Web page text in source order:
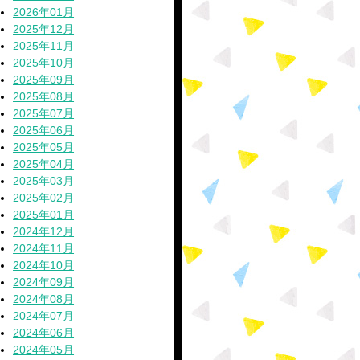
2026年01月
2025年12月
2025年11月
2025年10月
2025年09月
2025年08月
2025年07月
2025年06月
2025年05月
2025年04月
2025年03月
2025年02月
2025年01月
2024年12月
2024年11月
2024年10月
2024年09月
2024年08月
2024年07月
2024年06月
2024年05月